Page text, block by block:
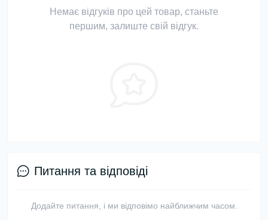
Немає відгуків про цей товар, станьте
першим, залиште свій відгук.
Питання та відповіді
Додайте питання, і ми відповімо найближчим часом.